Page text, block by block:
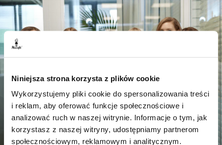
Niniejsza strona korzysta z plików cookie
Wykorzystujemy pliki cookie do spersonalizowania treści
i reklam, aby oferować funkcje społecznościowe i
analizować ruch w naszej witrynie. Informacje o tym, jak
korzystasz z naszej witryny, udostępniamy partnerom
społecznościowym, reklamowym i analitycznym.